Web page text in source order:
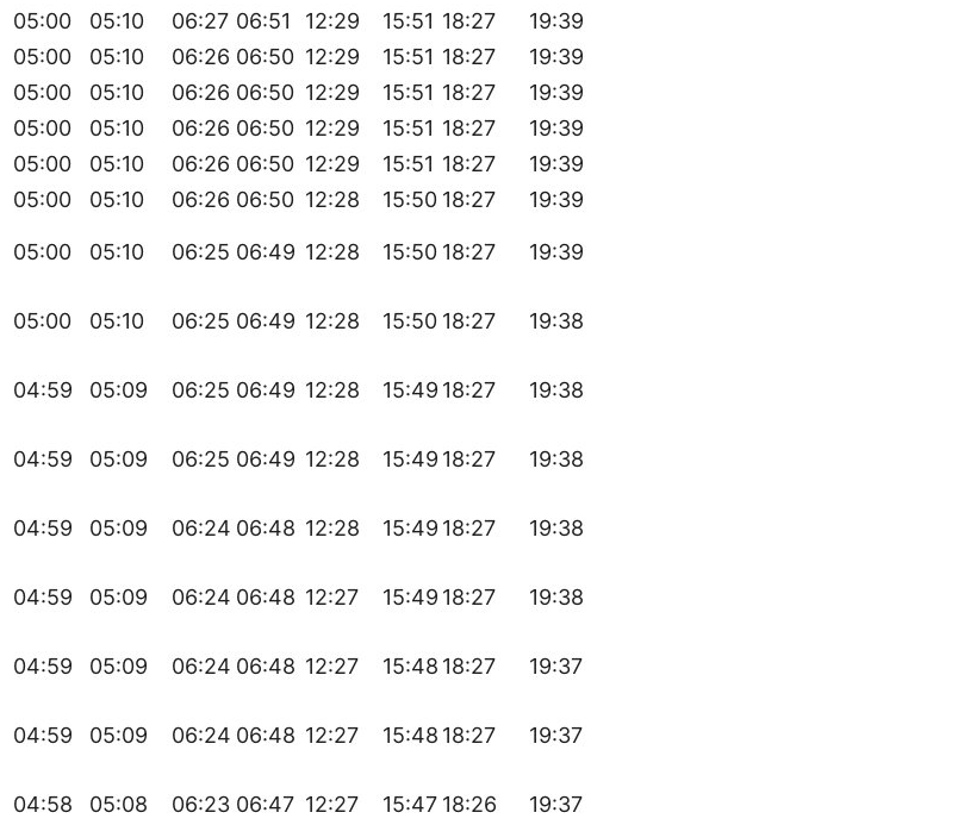
05:00 05:10 06:27 06:51 12:29 15:51 18:27
19:39
05:00 05:10 06:26 06:50 12:29 15:51 18:27
19:39
05:00 05:10 06:26 06:50 12:29 15:51 18:27
19:39
05:00 05:10 06:26 06:50 12:29 15:51 18:27
19:39
05:00 05:10 06:26 06:50 12:29 15:51 18:27
19:39
05:00 05:10 06:26 06:50 12:28 15:50 18:27
19:39
05:00 05:10 06:25 06:49 12:28 15:50 18:27 19:39
05:00 05:10 06:25 06:49 12:28 15:50 18:27 19:38
04:59 05:09 06:25 06:49 12:28 15:49 18:27 19:38
04:59 05:09 06:25 06:49 12:28 15:49 18:27 19:38
04:59 05:09 06:24 06:48 12:28 15:49 18:27 19:38
04:59 05:09 06:24 06:48 12:27 15:49 18:27 19:38
04:59 05:09 06:24 06:48 12:27 15:48 18:27 19:37
04:59 05:09 06:24 06:48 12:27 15:48 18:27 19:37
04:58 05:08 06:23 06:47 12:27 15:47 18:26 19:37